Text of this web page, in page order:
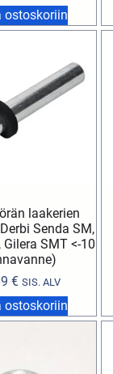
ostoskoriin
laakerien
Senda SM,
SMT <-10
€ SIS. ALV
ostoskoriin